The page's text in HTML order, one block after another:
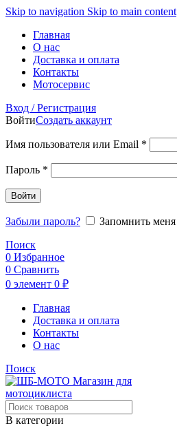
Skip to navigation Skip to main content
Главная
О нас
Доставка и оплата
Контакты
Мотосервис
Вход / Регистрация
ВойтиСоздать аккаунт
Имя пользователя или Email *
Пароль *
Войти
Забыли пароль?
Запомнить меня
Поиск
0 Избранное
0 Сравнить
0 элемент 0 ₽
Главная
Доставка и оплата
Контакты
О нас
Поиск
В категории